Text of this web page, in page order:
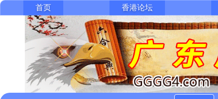
首页 香港论坛